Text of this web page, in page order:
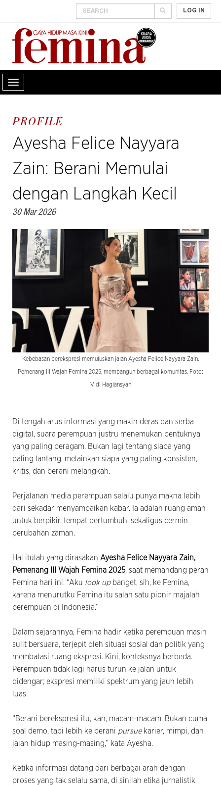
LOG IN
PROFILE
Ayesha Felice Nayyara
Zain: Berani Memulai
dengan Langkah Kecil
30 Mar 2026
Kebebasan berekspresi memuluskan jalan Ayesha Felice Nayyara Zain,
Pemenang III Wajah Femina 2025, membangun berbagai komunitas. Foto:
Vidi Hagiansyah
Di tengah arus informasi yang makin deras dan serba
digital, suara perempuan justru menemukan bentuknya
yang paling beragam. Bukan lagi tentang siapa yang
paling lantang, melainkan siapa yang paling konsisten,
kritis, dan berani melangkah.
Perjalanan media perempuan selalu punya makna lebih
dari sekadar menyampaikan kabar. Ia adalah ruang aman
untuk berpikir, tempat bertumbuh, sekaligus cermin
perubahan zaman.
Hal itulah yang dirasakan Ayesha Felice Nayyara Zain,
Pemenang III Wajah Femina 2025, saat memandang peran
Femina hari ini. “Aku look up banget, sih, ke Femina,
karena menurutku Femina itu salah satu pionir majalah
perempuan di Indonesia.”
Dalam sejarahnya, Femina hadir ketika perempuan masih
sulit bersuara, terjepit oleh situasi sosial dan politik yang
membatasi ruang ekspresi. Kini, konteksnya berbeda.
Perempuan tidak lagi harus turun ke jalan untuk
didengar; ekspresi memiliki spektrum yang jauh lebih
luas.
“Berani berekspresi itu, kan, macam-macam. Bukan cuma
soal demo, tapi lebih ke berani pursue karier, mimpi, dan
jalan hidup masing-masing,” kata Ayesha.
Ketika informasi datang dari berbagai arah dengan
proses yang tak selalu sama, di sinilah etika jurnalistik